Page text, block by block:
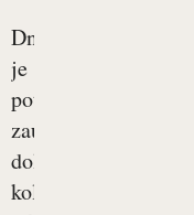
Dnevno
je
potrebno
zaužiti
določeno
količino